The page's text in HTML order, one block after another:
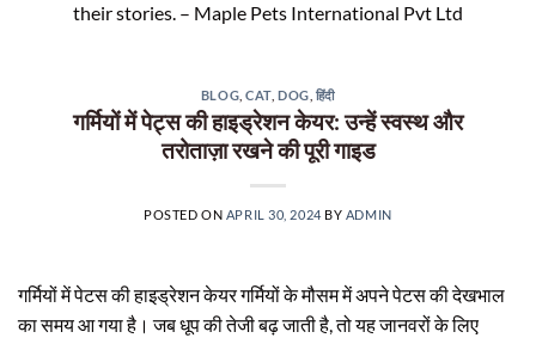
their stories. – Maple Pets International Pvt Ltd
BLOG ,CAT ,DOG हिंदी
गर्मियों में पेट्स की हाइड्रेशन केयर: उन्हें स्वस्थ और
तरोताज़ा रखने की पूरी गाइड
POSTED ON APRIL 30, 2024 BY ADMIN
गर्मियों में पेटस की हाइड्रेशन केयर गर्मियों के मौसम में अपने पेटस की देखभाल
का समय आ गया है। जब धूप की तेजी बढ़ जाती है, तो यह जानवरों के लिए